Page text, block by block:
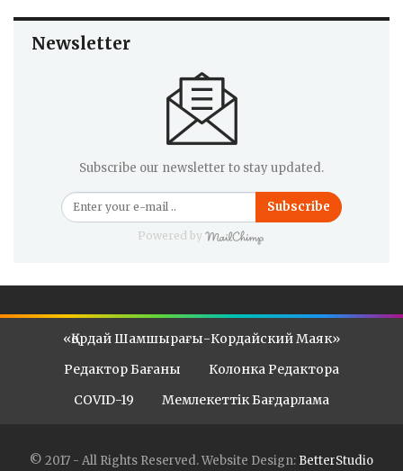
Newsletter
Subscribe our newsletter to stay updated.
Subscribe
Powered by
«Қордай Шамшырағы-Кордайский Маяк»
Редактор Бағаны
Колонка Редактора
COVID-19
Мемлекеттік Бағдарлама
© 2017 - All Rights Reserved.Website Design: BetterStudio